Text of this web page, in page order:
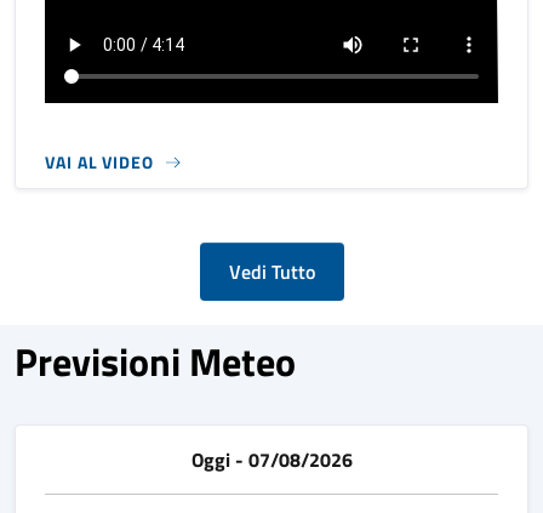
VAI AL VIDEO
Vedi Tutto
Previsioni Meteo
Oggi - 07/08/2026